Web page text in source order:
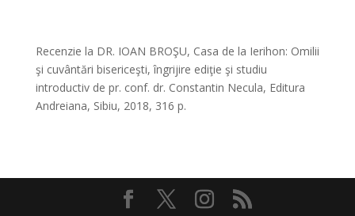
Recenzie la DR. IOAN BROŞU, Casa de la Ierihon: Omilii
şi cuvântări bisericeşti, îngrijire ediţie şi studiu
introductiv de pr. conf. dr. Constantin Necula, Editura
Andreiana, Sibiu, 2018, 316 p.